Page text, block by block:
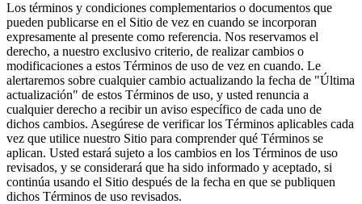
Los términos y condiciones complementarios o documentos que
pueden publicarse en el Sitio de vez en cuando se incorporan
expresamente al presente como referencia. Nos reservamos el
derecho, a nuestro exclusivo criterio, de realizar cambios o
modificaciones a estos Términos de uso de vez en cuando. Le
alertaremos sobre cualquier cambio actualizando la fecha de "Última
actualización" de estos Términos de uso, y usted renuncia a
cualquier derecho a recibir un aviso específico de cada uno de
dichos cambios. Asegúrese de verificar los Términos aplicables cada
vez que utilice nuestro Sitio para comprender qué Términos se
aplican. Usted estará sujeto a los cambios en los Términos de uso
revisados, y se considerará que ha sido informado y aceptado, si
continúa usando el Sitio después de la fecha en que se publiquen
dichos Términos de uso revisados.